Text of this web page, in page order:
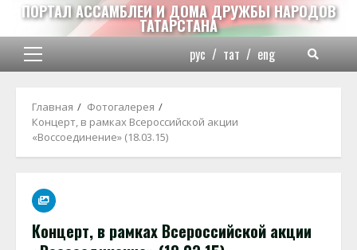
Перейти
содержимому
ПОРТАЛ АССАМБЛЕИ И ДОМА ДРУЖБЫ НАРОДОВ
ТАТАРСТАНА
Основное
рус / тат / eng
Главная
Фотогалерея
Концерт, в рамках Всероссийской акции
«Воссоединение» (18.03.15)
Концерт, в рамках Всероссийской акции